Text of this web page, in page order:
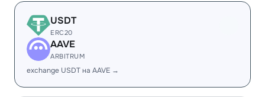
USDT
ERC20
AAVE
ARBITRUM
exchange USDT на AAVE →